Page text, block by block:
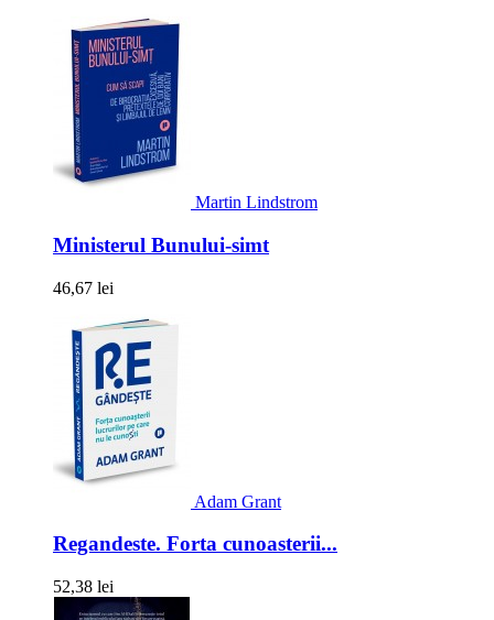
Martin Lindstrom
Ministerul Bunului-simt
46,67 lei
Adam Grant
Regandeste. Forta cunoasterii...
52,38 lei